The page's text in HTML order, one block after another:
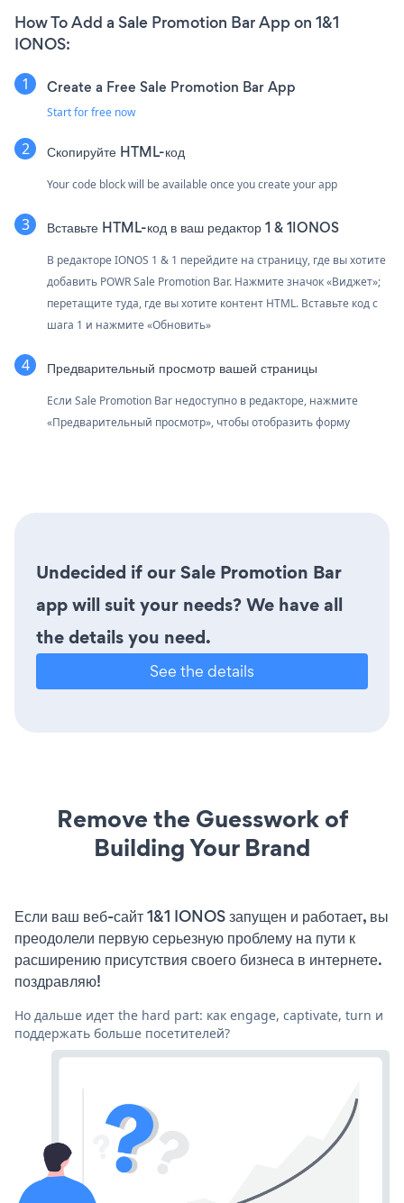
How To Add a Sale Promotion Bar App on 1&1
IONOS:
Create a Free Sale Promotion Bar App
Start for free now
Скопируйте HTML-код
Your code block will be available once you create your app
Вставьте HTML-код в ваш редактор 1 & 1IONOS
В редакторе IONOS 1 & 1 перейдите на страницу, где вы хотите
добавить POWR Sale Promotion Bar. Нажмите значок «Виджет»;
перетащите туда, где вы хотите контент HTML. Вставьте код с
шага 1 и нажмите «Обновить»
Предварительный просмотр вашей страницы
Если Sale Promotion Bar недоступно в редакторе, нажмите
«Предварительный просмотр», чтобы отобразить форму
Undecided if our Sale Promotion Bar
app will suit your needs? We have all
the details you need.
See the details
Remove the Guesswork of
Building Your Brand
Если ваш веб-сайт 1&1 IONOS запущен и работает, вы
преодолели первую серьезную проблему на пути к
расширению присутствия своего бизнеса в интернете.
поздравляю!
Но дальше идет the hard part: как engage, captivate, turn и
поддержать больше посетителей?